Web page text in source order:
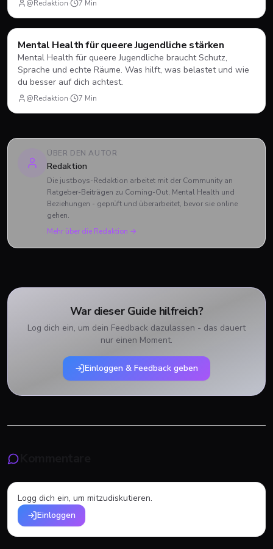
@Redaktion· 7 Min
Mental Health
Mental Health für queere Jugendliche stärken
Mental Health für queere Jugendliche braucht Schutz,
Sprache und echte Räume. Was hilft, was belastet und wie
du besser auf dich achtest.
@Redaktion· 7 Min
ÜBER DEN AUTOR
Redaktion
Die justboys-Redaktion arbeitet mit der Community an
Ratgeber-Beiträgen zu Coming-Out, Mental Health und
Beziehungen - geprüft und überarbeitet, bevor sie online
gehen.
Mehr über die Redaktion →
War dieser Guide hilfreich?
Log dich ein, um dein Feedback dazulassen - das dauert
nur einen Moment.
Einloggen & Feedback geben
Logg dich ein, um mitzudiskutieren.
Einloggen